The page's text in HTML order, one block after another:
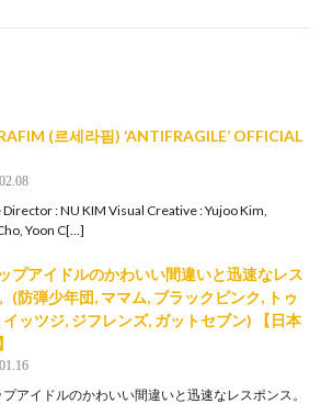
(르세라핌) ‘ANTIFRAGILE’ OFFICIAL
: NU KIM Visual Creative : Yujoo Kim,
Yoon C[…]
プアイドルのかわいい間違いと迅速なレス
(防弾少年団, ママム, ブラックピンク, トゥ
イッツジ, ジフレンズ, ガットセブン) 【日本
アイドルのかわいい間違いと迅速なレスポンス。